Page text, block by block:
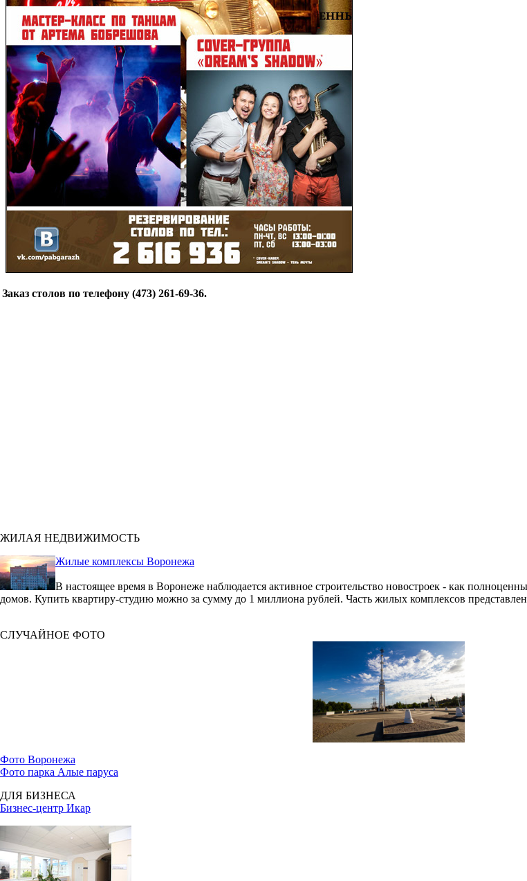
Заказ столов по телефону (473) 261-69-36.
ЖИЛАЯ НЕДВИЖИМОСТЬ
Жилые комплексы Воронежа
В настоящее время в Воронеже наблюдается активное строительство новостроек - как
домов. Купить квартиру-студию можно за сумму до 1 миллиона рублей. Часть жилых комплексов
СЛУЧАЙНОЕ ФОТО
Фото Воронежа
Фото парка Алые паруса
ДЛЯ БИЗНЕСА
Бизнес-центр Икар